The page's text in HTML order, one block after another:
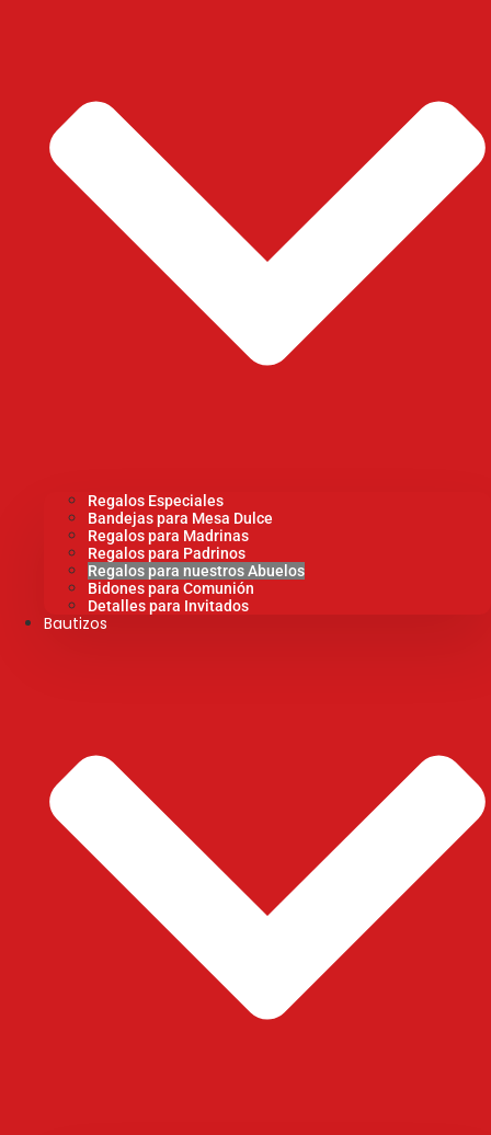
Regalos Especiales
Bandejas para Mesa Dulce
Regalos para Madrinas
Regalos para Padrinos
Regalos para nuestros Abuelos
Bidones para Comunión
Detalles para Invitados
Bautizos